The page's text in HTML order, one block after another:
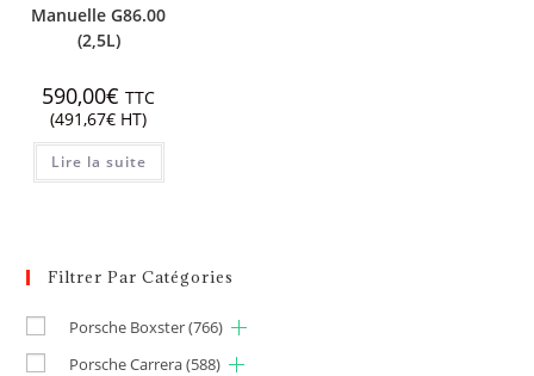
Manuelle G86.00
(2,5L)
590,00€ TTC
(491,67€ HT)
Lire la suite
Filtrer Par Catégories
Porsche Boxster(766)
Porsche Carrera(588)